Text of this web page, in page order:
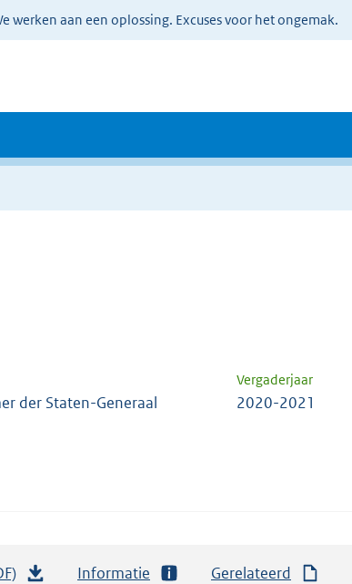
aan een oplossing. Excuses voor het ongemak.
Vergaderjaar
der Staten-Generaal 2020-2021
Informatie Gerelateerd